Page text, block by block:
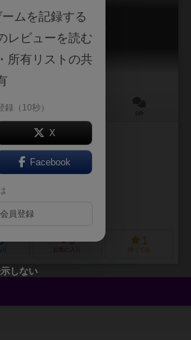
てられた星の残り火
of a Forsaken Star
明文の編集者を募集中
）
コーディ・ミラー（Cody Miller）
Miller）
Off Games）
0 1
持ってる
ムを記録する
レビューを読む
所有リストの共
録（10秒）
X
Facebook
員登録
しない